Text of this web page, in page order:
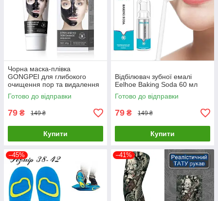
Чорна маска-плівка
GONGPEI для глибокого
очищення пор та видалення
чорних цяток, 60 г
Готово до відправки
79 ₴ 149 ₴
Купити
Відбілювач зубної емалі
Eelhoe Baking Soda 60 мл
Готово до відправки
79 ₴ 149 ₴
Купити
–45% –41%